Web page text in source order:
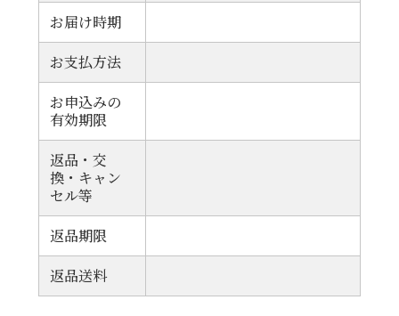
お届け時期
お支払方法
お申込みの
有効期限
返品・交
換・キャン
セル等
返品期限
返品送料